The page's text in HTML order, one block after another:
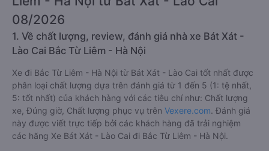
08/2026
1. Về chất lượng, review, đánh giá nhà xe Bát Xát -
Lào Cai Bắc Từ Liêm - Hà Nội
Xe đi Bắc Từ Liêm - Hà Nội từ Bát Xát - Lào Cai tốt nhất được
phân loại chất lượng dựa trên đánh giá từ 1 đến 5 (1: tệ nhất,
5: tốt nhất) của khách hàng với các tiêu chí như: Chất lượng
xe, Đúng giờ, Chất lượng phục vụ trên Vexere.com. Đánh giá
này được viết trực tiếp bởi các khách hàng đã trải nghiệm
các hãng Xe Bát Xát - Lào Cai đi Bắc Từ Liêm - Hà Nội.